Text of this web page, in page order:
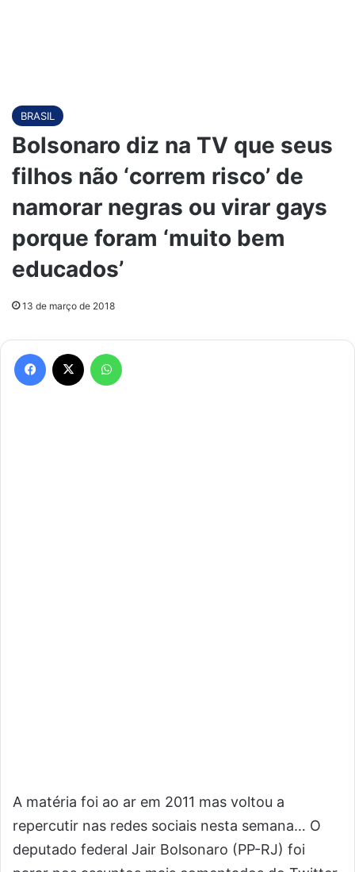
BRASIL
Bolsonaro diz na TV que seus
filhos não ‘correm risco’ de
namorar negras ou virar gays
porque foram ‘muito bem
educados’
13 de março de 2018
A matéria foi ao ar em 2011 mas voltou a
repercutir nas redes sociais nesta semana… O
deputado federal Jair Bolsonaro (PP-RJ) foi